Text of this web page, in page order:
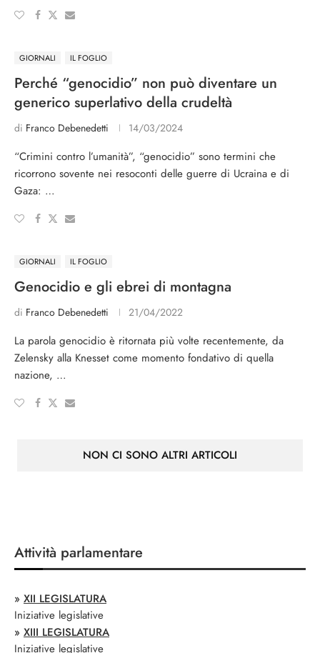
GIORNALI IL FOGLIO
Perché “genocidio” non può diventare un
generico superlativo della crudeltà
di Franco Debenedetti 14/03/2024
“Crimini contro l’umanità”, “genocidio” sono termini che
ricorrono sovente nei resoconti delle guerre di Ucraina e di
Gaza: …
GIORNALI IL FOGLIO
Genocidio e gli ebrei di montagna
di Franco Debenedetti 21/04/2022
La parola genocidio è ritornata più volte recentemente, da
Zelensky alla Knesset come momento fondativo di quella
nazione, …
Iniziative legislative
»XIII LEGISLATURA
Interventi su DDL
Attività non legislativa
»XIV LEGISLATURA